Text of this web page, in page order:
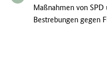
Maßnahmen von
Bestrebungen gegen